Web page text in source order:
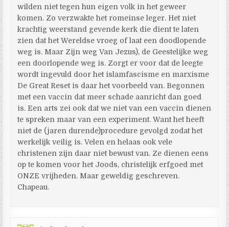
wilden niet tegen hun eigen volk in het geweer
komen. Zo verzwakte het romeinse leger. Het niet
krachtig weerstand gevende kerk die dient te laten
zien dat het Wereldse vroeg of laat een doodlopende
weg is. Maar Zijn weg Van Jezus), de Geestelijke weg
een doorlopende weg is. Zorgt er voor dat de leegte
wordt ingevuld door het islamfascisme en marxisme
De Great Reset is daar het voorbeeld van. Begonnen
met een vaccin dat meer schade aanricht dan goed
is. Een arts zei ook dat we niet van een vaccin dienen
te spreken maar van een experiment. Want het heeft
niet de (jaren durende)procedure gevolgd zodat het
werkelijk veilig is. Velen en helaas ook vele
christenen zijn daar niet bewust van. Ze dienen eens
op te komen voor het Joods, christelijk erfgoed met
ONZE vrijheden. Maar geweldig geschreven.
Chapeau.